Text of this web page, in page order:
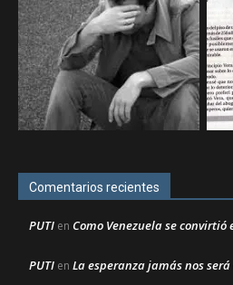
Comentarios recientes
PUTI en Como Venezuela se
PUTI en La esperanza jamás nos